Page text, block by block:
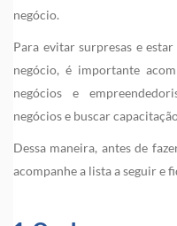
negócio.
Para evitar surpresas e
negócio, é importante
negócios e
negócios e buscar
Dessa maneira, antes de
acompanhe a lista a seguir e